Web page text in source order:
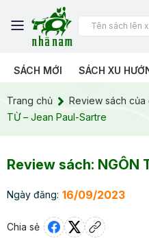
SÁCH MỚI SÁCH XU
Trang chủ Review sách của
TỪ – Jean Paul-Sartre
Review sách: NGÔN
Ngày đăng: 16/09/2023
Chia sẻ